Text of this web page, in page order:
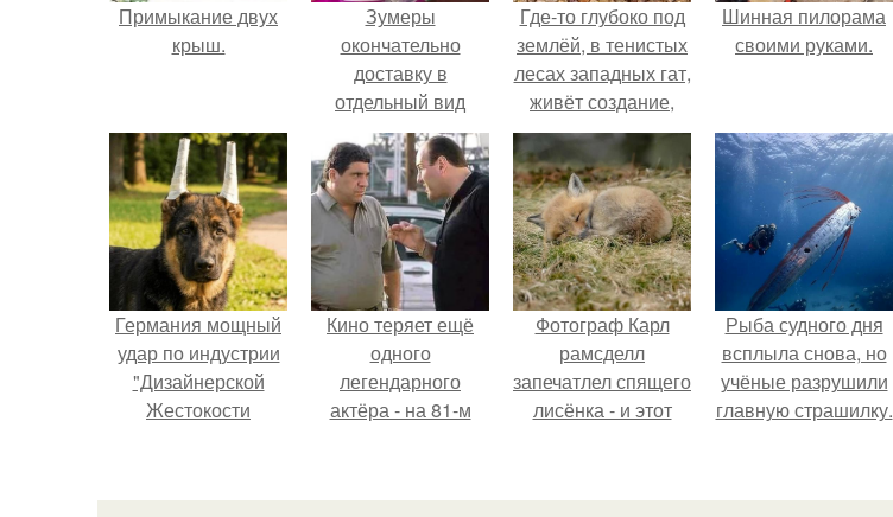
Примыкание двух
крыш.
Зумеры
окончательно
доставку в
отдельный вид
искусства
превратили.
Где-то глубоко под
землёй, в тенистых
лесах западных гат,
живёт создание,
которое почти никто
не видит.
Шинная пилорама
своими руками.
Германия мощный
удар по индустрии
"Дизайнерской
Жестокости
Кино теряет ещё
одного
легендарного
актёра - на 81-м
Фотограф Карл
рамсделл
запечатлел спящего
лисёнка - и этот
самое суровое
Рыба судного дня
всплыла снова, но
учёные разрушили
главную страшилку.